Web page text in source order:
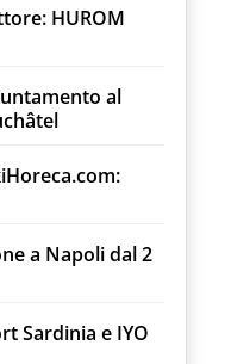
HUROM
al
a Napoli dal 2
Sardinia e IYO